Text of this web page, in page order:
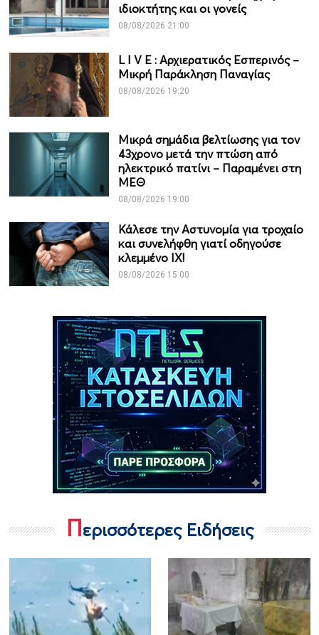
ιδιοκτήτης και οι γονείς
08/08/2026 21:00
L I V Ε : Αρχιερατικός Εσπερινός –
Μικρή Παράκληση Παναγίας
08/08/2026 19:20
Μικρά σημάδια βελτίωσης για τον
43χρονο μετά την πτώση από
ηλεκτρικό πατίνι – Παραμένει στη
ΜΕΘ
08/08/2026 19:00
Κάλεσε την Αστυνομία για τροχαίο
και συνελήφθη γιατί οδηγούσε
κλεμμένο ΙΧ!
08/08/2026 15:00
Περισσότερες Ειδήσεις